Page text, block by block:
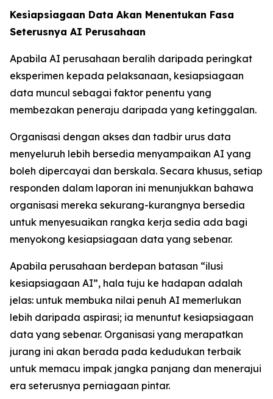
Kesiapsiagaan Data Akan Menentukan Fasa
Seterusnya AI Perusahaan
Apabila AI perusahaan beralih daripada peringkat
eksperimen kepada pelaksanaan, kesiapsiagaan
data muncul sebagai faktor penentu yang
membezakan peneraju daripada yang ketinggalan.
Organisasi dengan akses dan tadbir urus data
menyeluruh lebih bersedia menyampaikan AI yang
boleh dipercayai dan berskala. Secara khusus, setiap
responden dalam laporan ini menunjukkan bahawa
organisasi mereka sekurang-kurangnya bersedia
untuk menyesuaikan rangka kerja sedia ada bagi
menyokong kesiapsiagaan data yang sebenar.
Apabila perusahaan berdepan batasan “ilusi
kesiapsiagaan AI”, hala tuju ke hadapan adalah
jelas: untuk membuka nilai penuh AI memerlukan
lebih daripada aspirasi; ia menuntut kesiapsiagaan
data yang sebenar. Organisasi yang merapatkan
jurang ini akan berada pada kedudukan terbaik
untuk memacu impak jangka panjang dan menerajui
era seterusnya perniagaan pintar.